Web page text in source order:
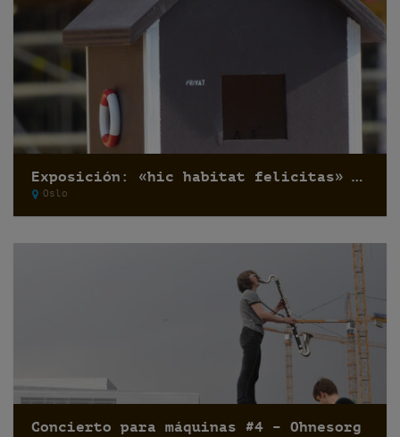
Exposición: «hic habitat felicitas» por Pfelder
Oslo
Concierto para máquinas #4 – Ohnesorg